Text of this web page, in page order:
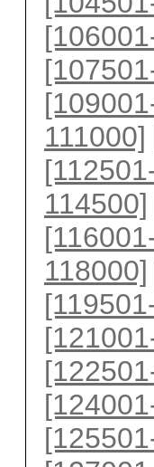
111000]
114500]
118000]